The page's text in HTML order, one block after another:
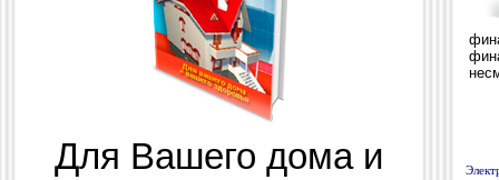
Для Вашего дома и